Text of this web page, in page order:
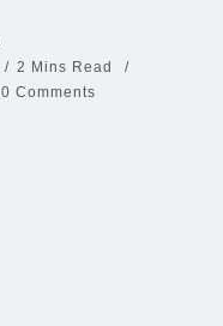
2 Mins Read
0 Comments